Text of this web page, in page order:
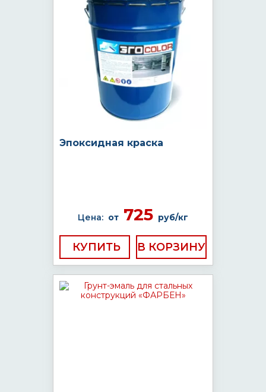
Эпоксидная краска
Цена: от 725 руб/кг
КУПИТЬ